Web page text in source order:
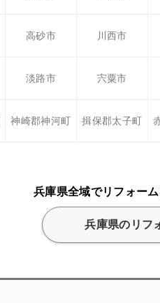
高砂市 川西市
淡路市 宍粟市
神崎郡神河町 揖保郡太子町
兵庫県全域でリフォーム
兵庫県のリフ